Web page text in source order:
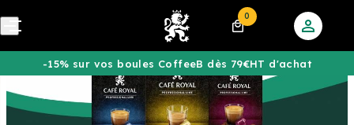
0
-15% sur vos boules CoffeeB dès 79€HT d'achat